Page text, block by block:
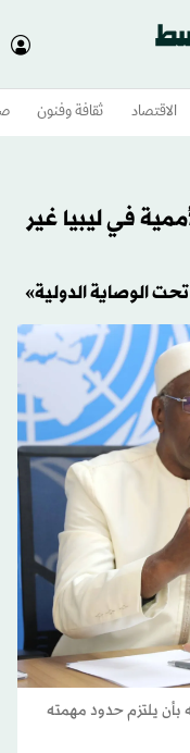
الاقتصاد ثقافة وفنون
في ليبيا غير
الوصاية الدولية»
بأن يلتزم حدود مهمته